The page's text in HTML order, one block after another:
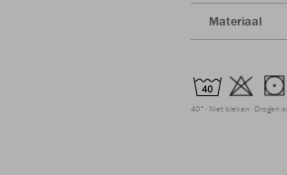
Materiaal
40° Niet bleken Drogen